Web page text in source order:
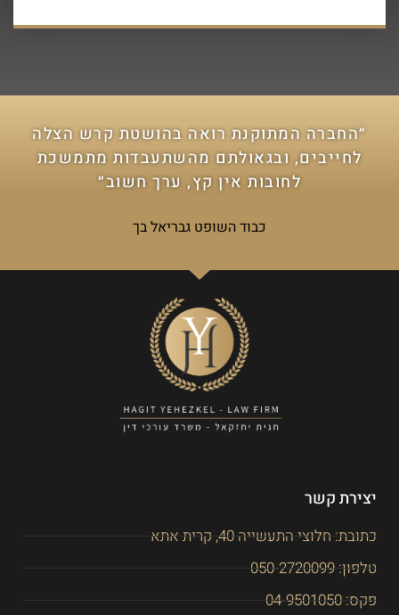
״החברה המתוקנת רואה בהושטת קרש הצלה
לחייבים, ובגאולתם מהשתעבדות מתמשכת
לחובות אין קץ, ערך חשוב״
כבוד השופט גבריאל בך
יצירת קשר
כתובת: חלוצי התעשייה 40, קרית אתא
טלפון: 050-2720099
פקס: 04-9501050